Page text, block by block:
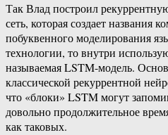
Так Влад построил
сеть, которая создает названия
побуквенного моделирования
технологии, то внутри
называемая LSTM-модель.
классической рекуррентной
что «блоки» LSTM могут
довольно продолжительное
как таковых.